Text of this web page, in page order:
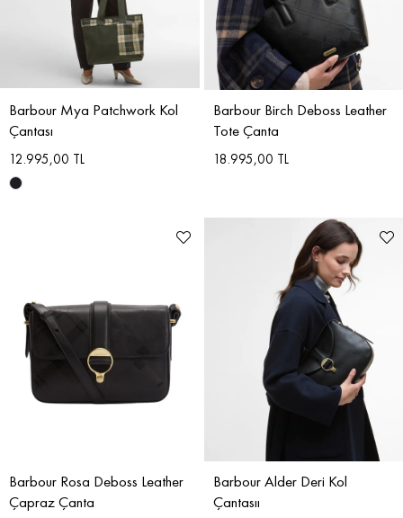
Barbour Mya Patchwork Kol
Çantası
12.995,00 TL
Barbour Birch Deboss Leather
Tote Çanta
18.995,00 TL
Barbour Rosa Deboss Leather
Çapraz Çanta
Barbour Alder Deri Kol
Çantasıı